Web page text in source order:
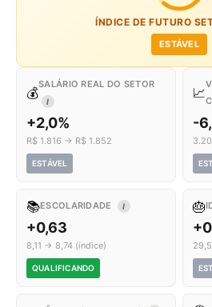
ÍNDICE DE FUTURO
ESTÁVEL
💰
SALÁRIO REAL DO SETOR
I
+2,0%
R$ 1.816 → R$ 1.852
ESTÁVEL
📈
-
📚ESCOLARIDADE I
+0,63
8,11 → 8,74 (índice)
QUALIFICANDO
🎂